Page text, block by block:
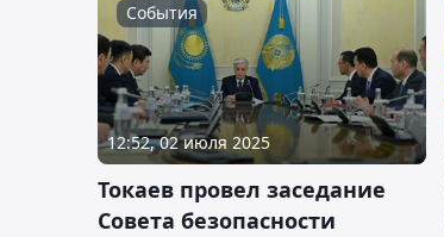
События
12:52, 02 июля 2025
Токаев провел заседание
Совета безопасности